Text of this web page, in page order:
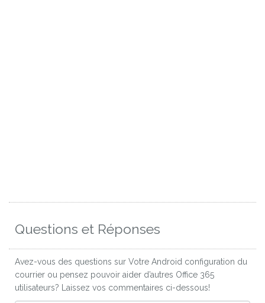
Questions et Réponses
Avez-vous des questions sur Votre Android configuration du
courrier ou pensez pouvoir aider d’autres Office 365
utilisateurs? Laissez vos commentaires ci-dessous!